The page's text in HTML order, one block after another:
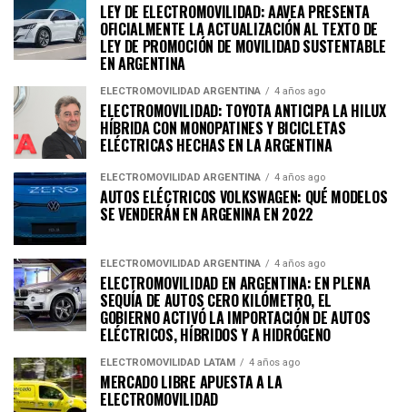
LEY DE ELECTROMOVILIDAD: AAVEA PRESENTA
OFICIALMENTE LA ACTUALIZACIÓN AL TEXTO DE
LEY DE PROMOCIÓN DE MOVILIDAD SUSTENTABLE
EN ARGENTINA
ELECTROMOVILIDAD ARGENTINA 4 años ago
ELECTROMOVILIDAD: TOYOTA ANTICIPA LA HILUX
HÍBRIDA CON MONOPATINES Y BICICLETAS
ELÉCTRICAS HECHAS EN LA ARGENTINA
ELECTROMOVILIDAD ARGENTINA 4 años ago
AUTOS ELÉCTRICOS VOLKSWAGEN: QUÉ MODELOS
SE VENDERÁN EN ARGENINA EN 2022
ELECTROMOVILIDAD ARGENTINA 4 años ago
ELECTROMOVILIDAD EN ARGENTINA: EN PLENA
SEQUÍA DE AUTOS CERO KILÓMETRO, EL
GOBIERNO ACTIVÓ LA IMPORTACIÓN DE AUTOS
ELÉCTRICOS, HÍBRIDOS Y A HIDRÓGENO
ELECTROMOVILIDAD LATAM 4 años ago
MERCADO LIBRE APUESTA A LA
ELECTROMOVILIDAD